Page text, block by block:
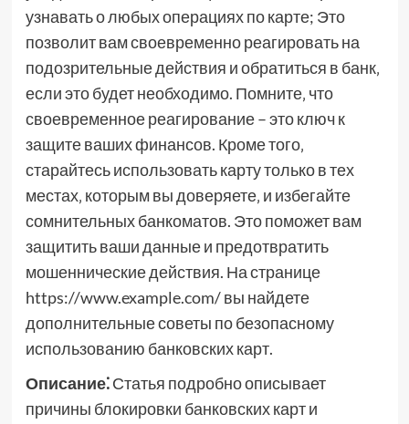
узнавать о любых операциях по карте; Это
позволит вам своевременно реагировать на
подозрительные действия и обратиться в банк‚
если это будет необходимо. Помните‚ что
своевременное реагирование – это ключ к
защите ваших финансов. Кроме того‚
старайтесь использовать карту только в тех
местах‚ которым вы доверяете‚ и избегайте
сомнительных банкоматов. Это поможет вам
защитить ваши данные и предотвратить
мошеннические действия. На странице
https://www.example.com/ вы найдете
дополнительные советы по безопасному
использованию банковских карт.
Описание⁚Статья подробно описывает
причины блокировки банковских карт и